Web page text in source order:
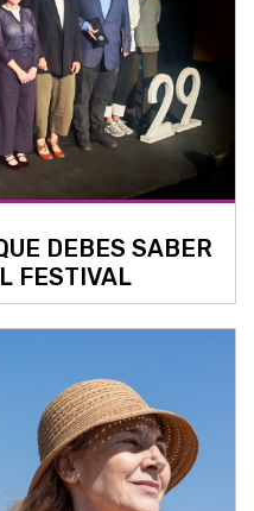
DEBES SABER
FESTIVAL